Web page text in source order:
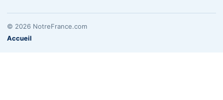
© 2026 NotreFrance.com
Accueil